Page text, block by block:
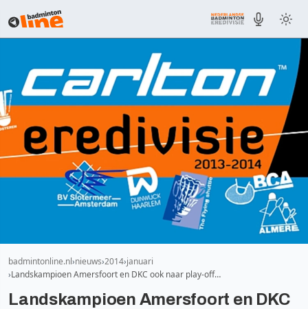
badmintonline.nl nieuws 2014 januari
Landskampioen Amersfoort en DKC ook naar play-off…
Landskampioen Amersfoort en DKC